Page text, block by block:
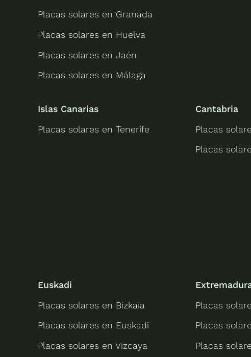
Placas solares en Granada
Placas solares en Huelva
Placas solares en Jaén
Placas solares en Málaga
Islas Canarias
Placas solares en Tenerife
Cantabria
Placas
Placas
Euskadi
Placas solares en Bizkaia
Placas solares en Euskadi
Placas solares en Vizcaya
Placas
Placas
Placas